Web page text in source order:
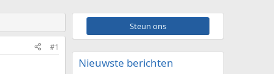
#1
Steun ons
Nieuwste berichten